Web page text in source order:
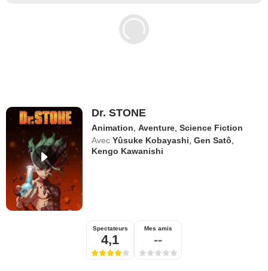
Documentaires à voir sur Netflix
Films Netflix les plus attendus
Dr. STONE
Animation ,Aventure ,Science Fiction
Avec Yûsuke Kobayashi ,Gen Satô
Kengo Kawanishi
Spectateurs
4,1
Mes amis
--